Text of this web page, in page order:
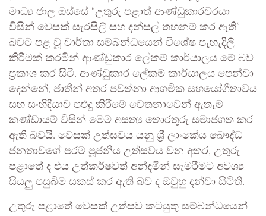
මාධ්‍ය ජාල ඔස්සේ “උතුරු පළාත් ආණ්ඩුකාරවරයා
විසින් වෙසක් සැරසිලි සහ දන්සල් තහනම් කර ඇති”
බවට පළ වූ වාර්තා සම්බන්ධයෙන් විශේෂ පැහැදිලි
කිරීමක් කරමින් ආණ්ඩුකාර ලේකම් කාර්යාලය මේ බව
ප්‍රකාශ කර සිටී. ආණ්ඩුකාර ලේකම් කාර්යාලය පෙන්වා
දෙන්නේ, ජාතීන් අතර පවත්නා ආගමික සහයෝගීතාවය
සහ සංහිඳියාව පළුදු කිරීමේ චේතනාවෙන් ඇතැම්
කණ්ඩායම් විසින් මෙම අසත්‍ය තොරතුරු සමාජගත කර
ඇති බවයි. වෙසක් උත්සවය යනු ශ්‍රී ලාංකේය බෞද්ධ
ජනතාවගේ පරම පූජනීය උත්සවය වන අතර, උතුරු
පළාතේ ද එය උත්කර්ෂවත් අන්දමින් සැමරීමට අවශ්‍ය
සියලු පසුබිම සකස් කර ඇති බව ද ඔවුහු දන්වා සිටිති.
උතුරු පළාතේ වෙසක් උත්සව කටයුතු සම්බන්ධයෙන්